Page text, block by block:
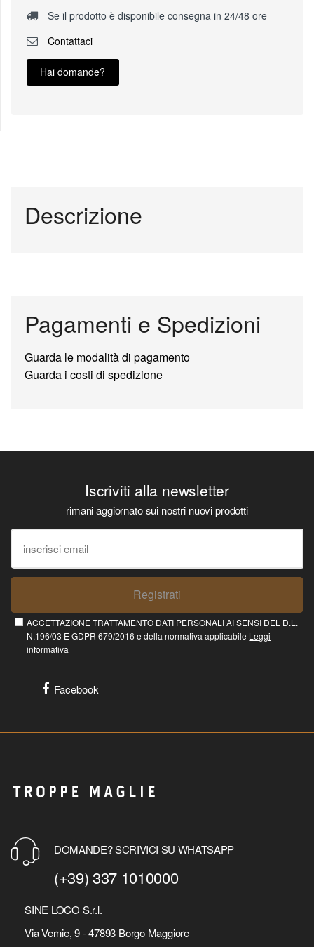
Se il prodotto è disponibile consegna in 24/48 ore
Contattaci
Hai domande?
Descrizione
Pagamenti e Spedizioni
Guarda le modalità di pagamento
Guarda i costi di spedizione
Iscriviti alla newsletter
rimani aggiornato sui nostri nuovi prodotti
Registrati
ACCETTAZIONE TRATTAMENTO DATI PERSONALI AI SENSI DEL D.L.
N.196/03 E GDPR 679/2016 e della normativa applicabile Leggi
informativa
Facebook
DOMANDE? SCRIVICI SU WHATSAPP
(+39) 337 1010000
SINE LOCO S.r.l.
Via Vernie, 9 - 47893 Borgo Maggiore